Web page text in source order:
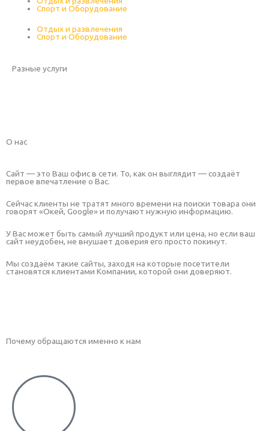
Спорт и Оборудование
Отдых и развлечения
Спорт и Оборудование
Разные услуги
О нас
Сайт — это Ваш офис в сети. То, как он выглядит — создаёт
первое впечатление о Вас.
Сейчас клиенты не тратят много времени на поиски товара они
говорят «Окей, Google» и получают нужную информацию.
У Вас может быть самый лучший продукт или цена, но если ваш
сайт неудобен, не внушает доверия его просто покинут.
Мы создаём такие сайты, заходя на которые посетители
становятся клиентами Компании, которой они доверяют.
Почему обращаются именно к нам